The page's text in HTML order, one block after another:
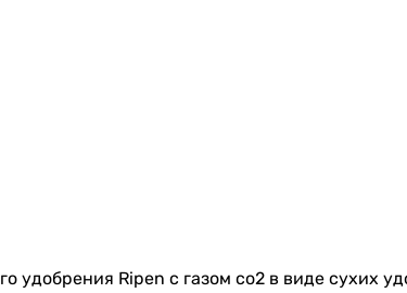
удобрения Ripen с газом со2 в виде сухих